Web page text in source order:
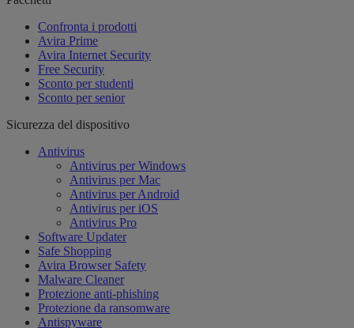
Confronta i prodotti
Avira Prime
Avira Internet Security
Free Security
Sconto per studenti
Sconto per senior
Sicurezza del dispositivo
Antivirus
Antivirus per Windows
Antivirus per Mac
Antivirus per Android
Antivirus per iOS
Antivirus Pro
Software Updater
Safe Shopping
Avira Browser Safety
Malware Cleaner
Protezione anti-phishing
Protezione da ransomware
Antispyware